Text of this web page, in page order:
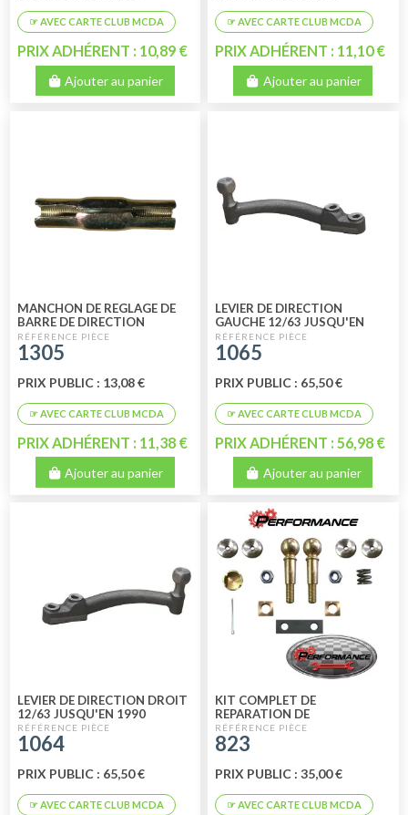
PRIX ADHÉRENT : 10,89 €
Ajouter au panier
PRIX ADHÉRENT : 11,10 €
Ajouter au panier
MANCHON DE REGLAGE DE
BARRE DE DIRECTION
COMPLET AVEC COLLIER ET
VIS
1305
PRIX PUBLIC : 13,08 €
PRIX ADHÉRENT : 11,38 €
Ajouter au panier
LEVIER DE DIRECTION
GAUCHE 12/63 JUSQU'EN
1990
1065
PRIX PUBLIC : 65,50 €
PRIX ADHÉRENT : 56,98 €
Ajouter au panier
LEVIER DE DIRECTION DROIT
12/63 JUSQU'EN 1990
1064
PRIX PUBLIC : 65,50 €
KIT COMPLET DE
REPARATION DE
CREMAILLIERE GAMME
PERFORMANCE
823
PRIX PUBLIC : 35,00 €